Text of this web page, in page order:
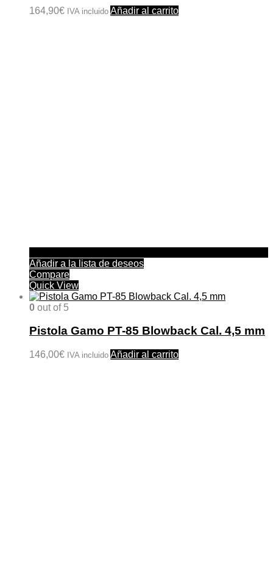
164,90€ IVA incluido Añadir al carrito
Añadir a la lista de deseos
Compare
Quick View
0 out of 5
Pistola Gamo PT-85 Blowback Cal. 4,5 mm
146,00€ IVA incluido Añadir al carrito